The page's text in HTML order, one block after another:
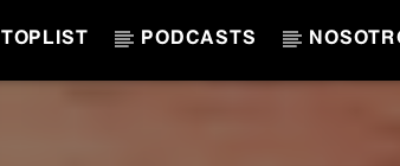
TOPLIST PODCASTS